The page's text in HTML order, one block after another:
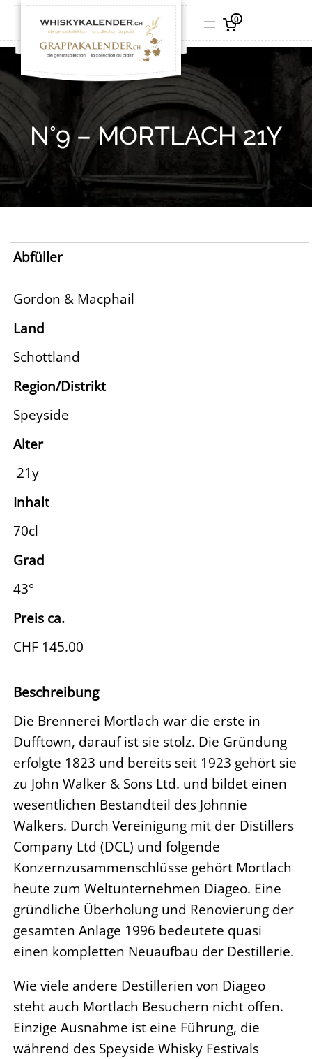
0
N°9 – MORTLACH 21Y
Abfüller
Gordon & Macphail
Land
Schottland
Region/Distrikt
Speyside
Alter
21y
Inhalt
70cl
Grad
43°
Preis ca.
CHF 145.00
Beschreibung
Die Brennerei Mortlach war die erste in
Dufftown, darauf ist sie stolz. Die Gründung
erfolgte 1823 und bereits seit 1923 gehört sie
zu John Walker & Sons Ltd. und bildet einen
wesentlichen Bestandteil des Johnnie
Walkers. Durch Vereinigung mit der Distillers
Company Ltd (DCL) und folgende
Konzernzusammenschlüsse gehört Mortlach
heute zum Weltunternehmen Diageo. Eine
gründliche Überholung und Renovierung der
gesamten Anlage 1996 bedeutete quasi
einen kompletten Neuaufbau der Destillerie.
Wie viele andere Destillerien von Diageo
steht auch Mortlach Besuchern nicht offen.
Einzige Ausnahme ist eine Führung, die
während des Speyside Whisky Festivals